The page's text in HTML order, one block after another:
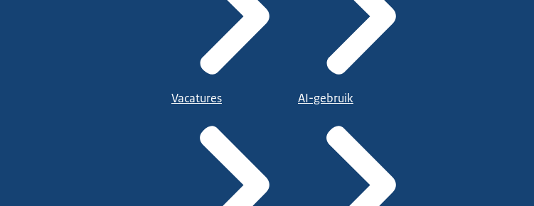
Vacatures AI-gebruik